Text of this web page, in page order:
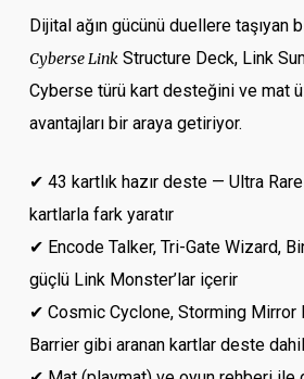
Dijital ağın gücünü duellere taşıyan
Cyberse LinkStructure Deck, Link
Cyberse türü kart desteğini ve mat
avantajları bir araya getiriyor.
✔ 43 kartlık hazır deste — Ultra
kartlarla fark yaratır
✔ Encode Talker, Tri-Gate Wizard,
güçlü Link Monster’lar içerir
✔ Cosmic Cyclone, Storming Mirror
Barrier gibi aranan kartlar deste dahil